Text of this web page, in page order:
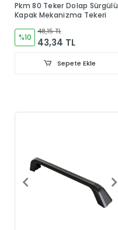
Pkm 80 Teker Dolap Sürgülü
Kapak Mekanizma Tekeri
%10
48,15 TL
43,34 TL
Sepete Ekle